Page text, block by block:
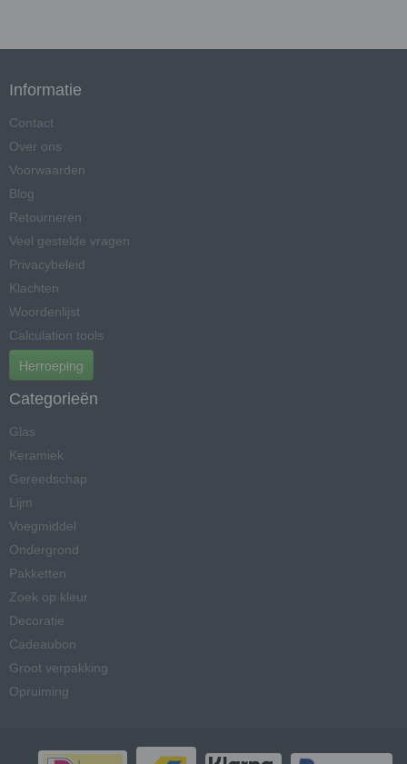
Informatie
Contact
Over ons
Voorwaarden
Blog
Retourneren
Veel gestelde vragen
Privacybeleid
Klachten
Woordenlijst
Calculation tools
Herroeping
Categorieën
Glas
Keramiek
Gereedschap
Lijm
Voegmiddel
Ondergrond
Pakketten
Zoek op kleur
Decoratie
Cadeaubon
Groot verpakking
Opruiming